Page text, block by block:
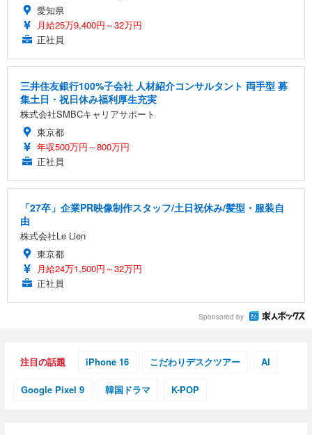
愛知県
月給25万9,400円～32万円
正社員
三井住友銀行100%子会社 人材紹介コンサルタント 両手型 募
集土日・祝日休み福利厚生充実
株式会社SMBCキャリアサポート
東京都
年収500万円～800万円
正社員
「27卒」企業PR映像制作スタッフ/土日祝休み/髪型・服装自
由
株式会社Le Lien
東京都
月給24万1,500円～32万円
正社員
Sponsored by
注目の話題 iPhone 16 こだわりデスクツアー AI
Google Pixel 9 韓国ドラマ K-POP